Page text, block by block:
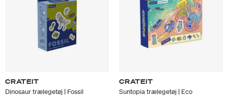
CRATEIT
Dinosaur trælegetøj | Fossil
CRATEIT
Suntopia trælegetøj | Eco